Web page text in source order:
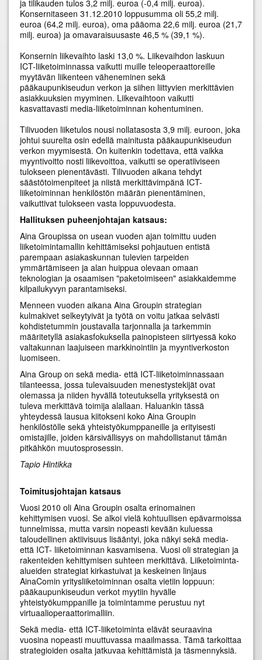
ja tilikauden tulos 3,2 milj. euroa (-0,4 milj. euroa).
Konsernitaseen 31.12.2010 loppusumma oli 55,2 milj.
euroa (64,2 milj. euroa), oma pääoma 22,6 milj. euroa (21,7
milj. euroa) ja omavaraisuusaste 46,5 % (39,1 %).
Konsernin liikevaihto laski 13,0 %. Liikevaihdon laskuun
ICT-liiketoiminnassa vaikutti muille teleoperaattoreille
myytävän liikenteen väheneminen sekä
pääkaupunkiseudun verkon ja siihen liittyvien merkittävien
asiakkuuksien myyminen. Liikevaihtoon vaikutti
kasvattavasti media-liiketoiminnan kohentuminen.
Tilivuoden liiketulos nousi nollatasosta 3,9 milj. euroon, joka
johtui suurelta osin edellä mainitusta pääkaupunkiseudun
verkon myymisestä. On kuitenkin todettava, että vaikka
myyntivoitto nosti liikevoittoa, vaikutti se operatiiviseen
tulokseen pienentävästi. Tilivuoden aikana tehdyt
säästötoimenpiteet ja niistä merkittävimpänä ICT-
liiketoiminnan henkilöstön määrän pienentäminen,
vaikuttivat tulokseen vasta loppuvuodesta.
Hallituksen puheenjohtajan katsaus:
Aina Groupissa on usean vuoden ajan toimittu uuden
liiketoimintamallin kehittämiseksi pohjautuen entistä
parempaan asiakaskunnan tulevien tarpeiden
ymmärtämiseen ja alan huippua olevaan omaan
teknologian ja osaamisen "paketoimiseen" asiakkaidemme
kilpailukyvyn parantamiseksi.
Menneen vuoden aikana Aina Groupin strategian
kulmakivet selkeytyivät ja työtä on voitu jatkaa selvästi
kohdistetummin joustavalla tarjonnalla ja tarkemmin
määritetyllä asiakasfokuksella painopisteen siirtyessä koko
valtakunnan laajuiseen markkinointiin ja myyntiverkoston
luomiseen.
Aina Group on sekä media- että ICT-liiketoiminnassaan
tilanteessa, jossa tulevaisuuden menestystekijät ovat
olemassa ja niiden hyvällä toteutuksella yrityksestä on
tuleva merkittävä toimija alallaan. Haluankin tässä
yhteydessä lausua kiitokseni koko Aina Groupin
henkilöstölle sekä yhteistyökumppaneille ja erityisesti
omistajille, joiden kärsivällisyys on mahdollistanut tämän
pitkähkön muutosprosessin.
Tapio Hintikka
Toimitusjohtajan katsaus
Vuosi 2010 oli Aina Groupin osalta erinomainen
kehittymisen vuosi. Se alkoi vielä kohtuullisen epävarmoissa
tunnelmissa, mutta varsin nopeasti kevään kuluessa
taloudellinen aktiivisuus lisääntyi, joka näkyi sekä media-
että ICT- liiketoiminnan kasvamisena. Vuosi oli strategian ja
rakenteiden kehittymisen suhteen merkittävä. Liiketoiminta-
alueiden strategiat kirkastuivat ja keskeinen linjaus
AinaComin yritysliiketoiminnan osalta vietiin loppuun:
pääkaupunkiseudun verkot myytiin hyvälle
yhteistyökumppanille ja toimintamme perustuu nyt
virtuaalioperaattorimalliin.
Sekä media- että ICT-liiketoiminta elävät seuraavina
vuosina nopeasti muuttuvassa maailmassa. Tämä tarkoittaa
strategioiden osalta jatkuvaa kehittämistä ja täsmennyksiä.